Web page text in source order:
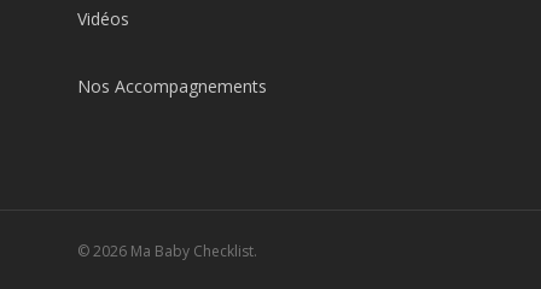
Vidéos
Nos Accompagnements
© 2026 Ma Baby Checklist.